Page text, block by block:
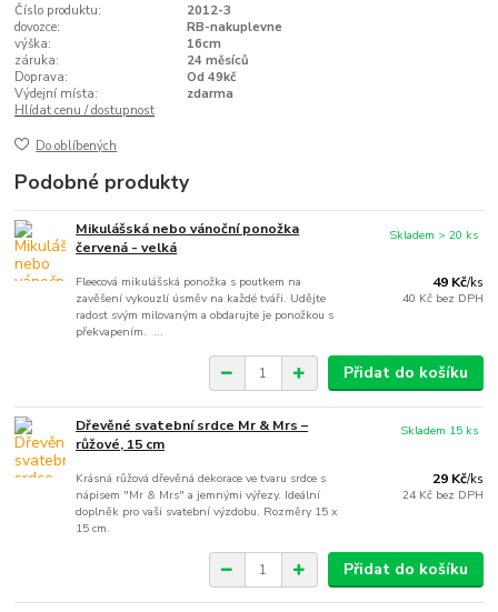
Číslo produktu:
2012-3
dovozce:
RB-nakuplevne
výška:
16cm
záruka:
24 měsíců
Doprava:
Od 49kč
Výdejní místa:
zdarma
Hlídat cenu / dostupnost
Do oblíbených
Podobné produkty
Mikulášská nebo vánoční ponožka
červená - velká
Fleecová mikulášská ponožka s poutkem na
zavěšení vykouzlí úsměv na každé tváři. Udějte
radost svým milovaným a obdarujte je ponožkou s
překvapením. ...
49 Kč/ks
40 Kč bez DPH
Skladem > 20 ks
Přidat do košíku
Dřevěné svatební srdce Mr & Mrs –
růžové, 15 cm
Krásná růžová dřevěná dekorace ve tvaru srdce s
nápisem "Mr & Mrs" a jemnými výřezy. Ideální
doplněk pro vaši svatební výzdobu. Rozměry 15 x
15 cm.
29 Kč/ks
24 Kč bez DPH
Skladem 15 ks
Přidat do košíku